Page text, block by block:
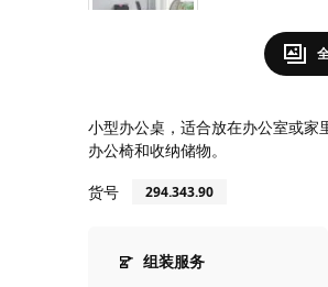
小型办公桌，适合放在办公室或家
办公椅和收纳储物。
货号
294.343.90
组装服务